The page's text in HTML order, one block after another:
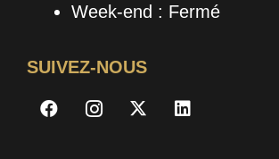
Week-end : Fermé
SUIVEZ-NOUS